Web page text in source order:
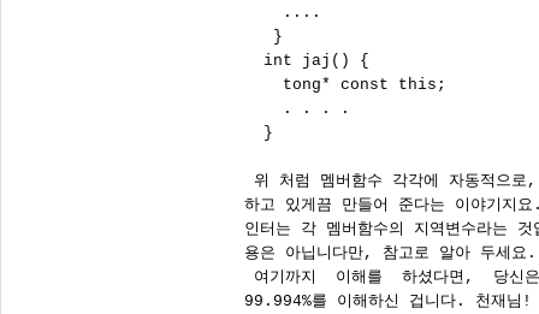
    ....
   }
  int jaj() {
    tong* const this;
    . . . .
  }
위 처럼 멤버함수 각각에 자동적으
하고 있게끔 만들어 준다는 이야기지
인터는 각 멤버함수의 지역변수라는
용은 아닙니다만, 참고로 알아 두세요.
여기까지  이해를  하셨다면,  당
99.994%를 이해하신 겁니다. 천재